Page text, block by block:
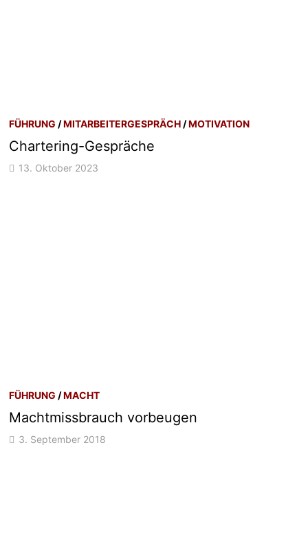
FÜHRUNG /MITARBEITERGESPRÄCH /MOTIVATION
Chartering-Gespräche
13. Oktober 2023
FÜHRUNG /MACHT
Machtmissbrauch vorbeugen
3. September 2018